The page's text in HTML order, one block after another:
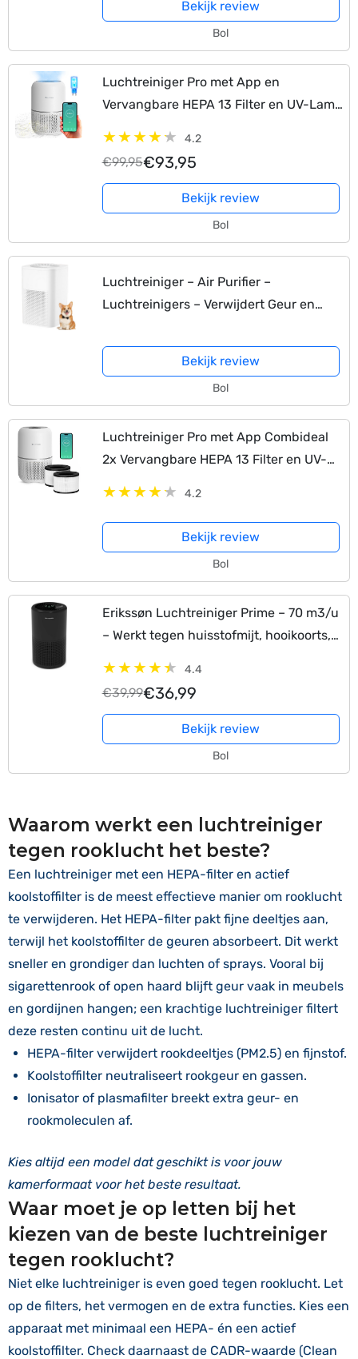
Bekijk review
Bol
Luchtreiniger Pro met App en
Vervangbare HEPA 13 Filter en UV-Lamp
Hooikoorts,…
4.2
€99,95€93,95
Bekijk review
Bol
Luchtreiniger – Air Purifier –
Luchtreinigers – Verwijdert Geur en
Bekijk review
Bol
Luchtreiniger Pro met App Combideal
2x Vervangbare HEPA 13 Filter en UV-
Tegen…
4.2
Bekijk review
Bol
Erikssøn Luchtreiniger Prime – 70 m3/u
– Werkt tegen huisstofmijt, hooikoorts,
4.4
€39,99€36,99
Bekijk review
Bol
Waarom werkt een luchtreiniger
tegen rooklucht het beste?
Een luchtreiniger met een HEPA-filter en actief
koolstoffilter is de meest effectieve manier om rooklucht
te verwijderen. Het HEPA-filter pakt fijne deeltjes aan,
terwijl het koolstoffilter de geuren absorbeert. Dit werkt
sneller en grondiger dan luchten of sprays. Vooral bij
sigarettenrook of open haard blijft geur vaak in meubels
en gordijnen hangen; een krachtige luchtreiniger filtert
deze resten continu uit de lucht.
HEPA-filter verwijdert rookdeeltjes (PM2.5) en fijnstof.
Koolstoffilter neutraliseert rookgeur en gassen.
Ionisator of plasmafilter breekt extra geur- en
rookmoleculen af.
Kies altijd een model dat geschikt is voor jouw
kamerformaat voor het beste resultaat.
Waar moet je op letten bij het
kiezen van de beste luchtreiniger
tegen rooklucht?
Niet elke luchtreiniger is even goed tegen rooklucht. Let
op de filters, het vermogen en de extra functies. Kies een
apparaat met minimaal een HEPA- én een actief
koolstoffilter. Check daarnaast de CADR-waarde (Clean